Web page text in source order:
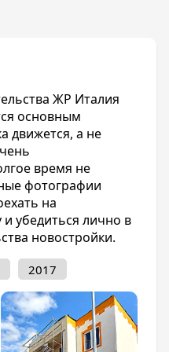
растения
вполне
об уютном
это самое
самая
поэтому в ЖР
Family-парк.
парка будут
успешные
и пожелания
растят здесь
их всестороннем
Парк расположен
и вплотную
Здесь
ЖР Италия
основным
движется, а не
время не
фотографии
на
убедиться лично в
новостройки.
2017